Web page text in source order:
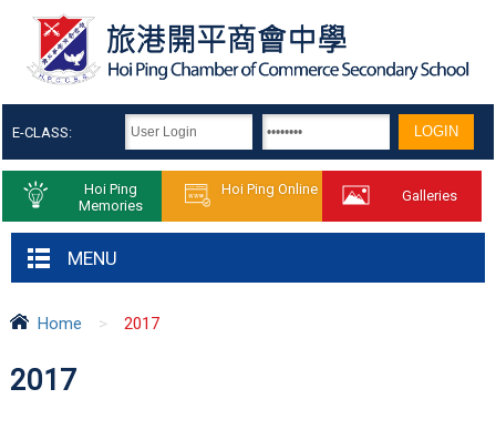
E-CLASS:
Hoi Ping
Memories
Hoi Ping Online Galleries
MENU
Home > 2017
2017